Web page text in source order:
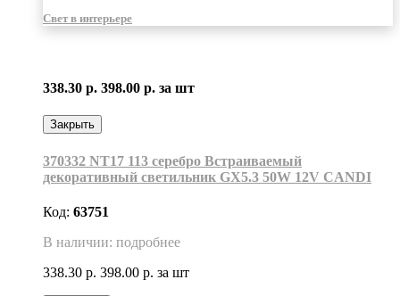
Свет в интерьере
338.30 р. 398.00 р. за шт
Закрыть
370332 NT17 113 серебро Встраиваемый
декоративный светильник GX5.3 50W 12V CANDI
Код: 63751
В наличии: подробнее
338.30 р. 398.00 р. за шт